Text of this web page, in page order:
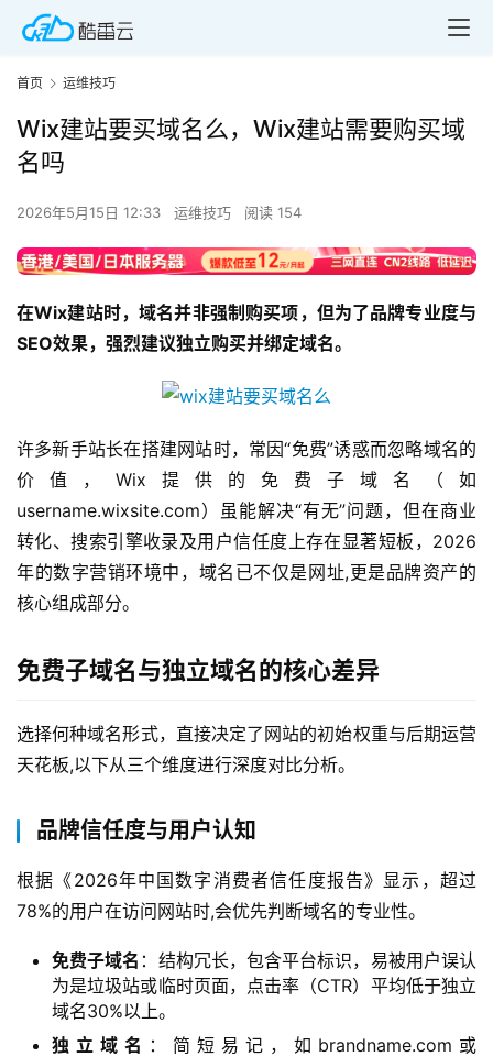
首页 运维技巧
Wix建站要买域名么，Wix建站需要购买域
名吗
2026年5月15日 12:33 运维技巧 阅读 154
在Wix建站时，域名并非强制购买项，但为了品牌专业度与
SEO效果，强烈建议独立购买并绑定域名。
许多新手站长在搭建网站时，常因“免费”诱惑而忽略域名的
价值，Wix提供的免费子域名（如
username.wixsite.com）虽能解决“有无”问题，但在商业
转化、搜索引擎收录及用户信任度上存在显著短板，2026
年的数字营销环境中，域名已不仅是网址,更是品牌资产的
核心组成部分。
免费子域名与独立域名的核心差异
选择何种域名形式，直接决定了网站的初始权重与后期运营
天花板,以下从三个维度进行深度对比分析。
品牌信任度与用户认知
根据《2026年中国数字消费者信任度报告》显示，超过
78%的用户在访问网站时,会优先判断域名的专业性。
免费子域名 ：结构冗长，包含平台标识，易被用户误认
为是垃圾站或临时页面，点击率（CTR）平均低于独立
域名30%以上。
独立域名 ：简短易记，如brandname.com或